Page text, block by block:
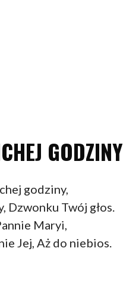
GODZINY
godziny,
Dzwonku Twój głos.
Maryi,
Jej, Aż do niebios.